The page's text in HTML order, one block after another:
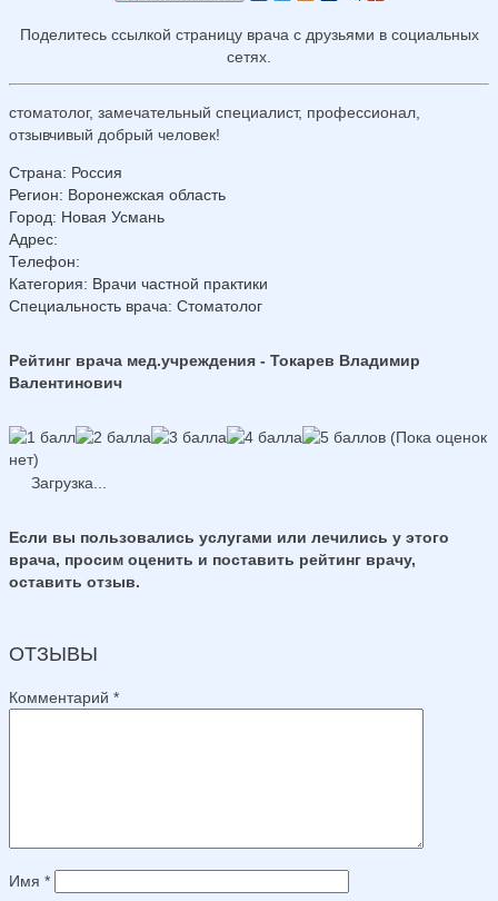
Поделитесь ссылкой страницу врача с друзьями в социальных
сетях.
стоматолог, замечательный специалист, профессионал,
отзывчивый добрый человек!
Страна: Россия
Регион: Воронежская область
Город: Новая Усмань
Адрес:
Телефон:
Категория: Врачи частной практики
Специальность врача: Стоматолог
Рейтинг врача мед.учреждения - Токарев Владимир
Валентинович
(Пока оценок
нет)
Загрузка...
Если вы пользовались услугами или лечились у этого
врача, просим оценить и поставить рейтинг врачу,
оставить отзыв.
ОТЗЫВЫ
Комментарий *
Имя *